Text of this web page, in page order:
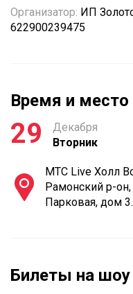
Организатор: ИП
622900239475
Время и место
29
Декабря
Вторник
МТС Live Холл
Рамонский р-
Парковая, дом 3.
Билеты на шоу